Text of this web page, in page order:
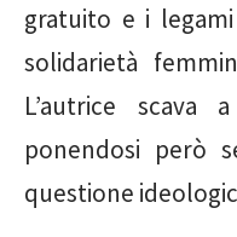
gratuito e i
solidarietà
L’autrice scava
ponendosi però
questione